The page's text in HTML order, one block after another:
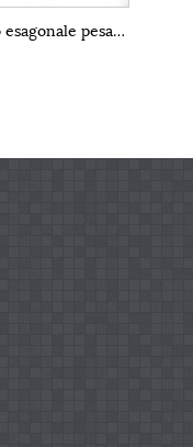
Dado esagonale pesante metrico DIN934